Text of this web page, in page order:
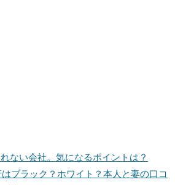
ない会社。気になるポイントは？
はブラック？ホワイト？本人と妻の口コ